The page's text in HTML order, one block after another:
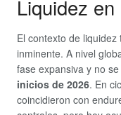
Liquidez
El contexto de
inminente. A nivel
fase expansiva y no
inicios de 2026. En
coincidieron con